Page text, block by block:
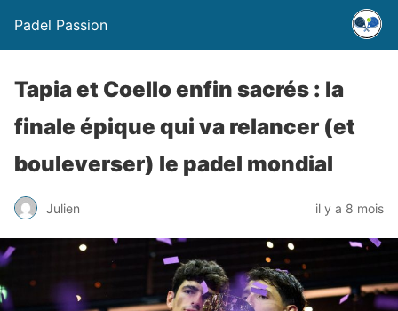
Padel Passion
Tapia et Coello enfin sacrés : la
finale épique qui va relancer (et
bouleverser) le padel mondial
Julien il y a 8 mois